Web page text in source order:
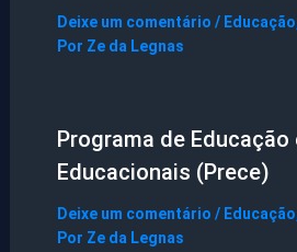
Deixe um comentário / Educação
Por Ze da Legnas
Programa de Educação
Educacionais (Prece)
Deixe um comentário / Educação
Por Ze da Legnas